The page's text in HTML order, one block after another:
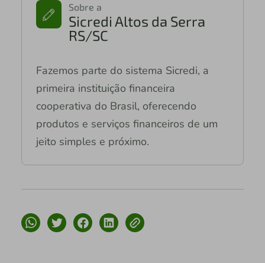
Sobre a
Sicredi Altos da Serra
RS/SC
Fazemos parte do sistema Sicredi, a
primeira instituição financeira
cooperativa do Brasil, oferecendo
produtos e serviços financeiros de um
jeito simples e próximo.